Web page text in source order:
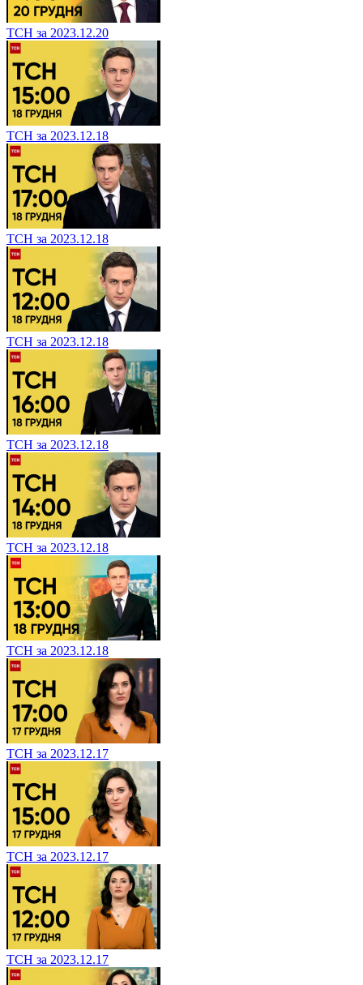
ТСН за 2023.12.20
ТСН за 2023.12.18
ТСН за 2023.12.18
ТСН за 2023.12.18
ТСН за 2023.12.18
ТСН за 2023.12.18
ТСН за 2023.12.18
ТСН за 2023.12.17
ТСН за 2023.12.17
ТСН за 2023.12.17